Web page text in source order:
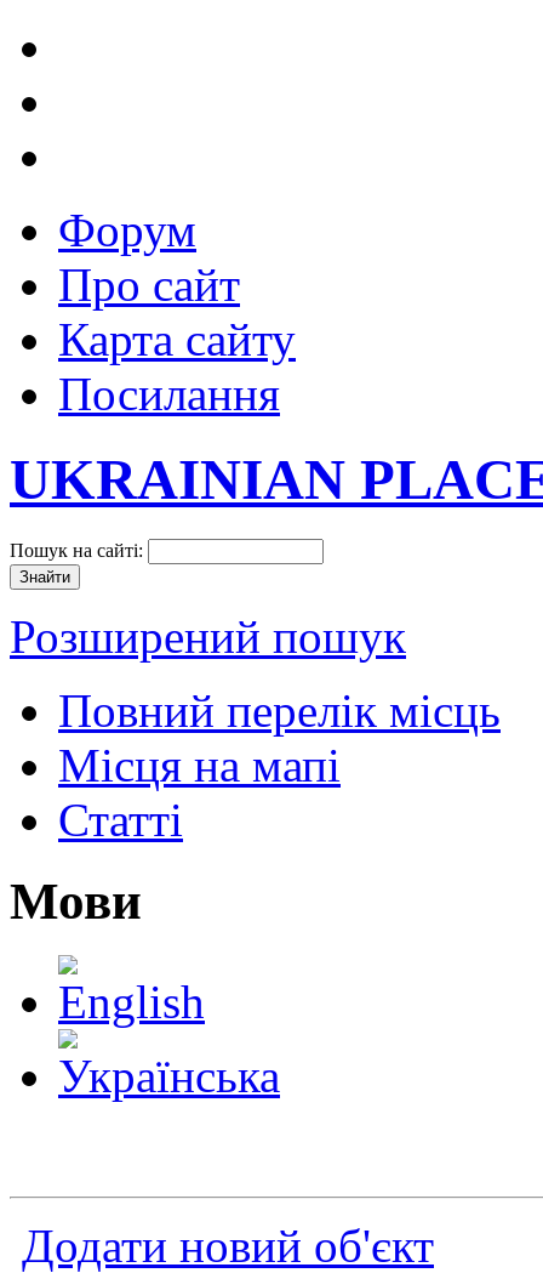
Форум
Про сайт
Карта сайту
Посилання
UKRAINIAN
Пошук на сайті:
Розширений пошук
Повний перелік місць
Місця на мапі
Статті
Мови
Додати новий об'єкт